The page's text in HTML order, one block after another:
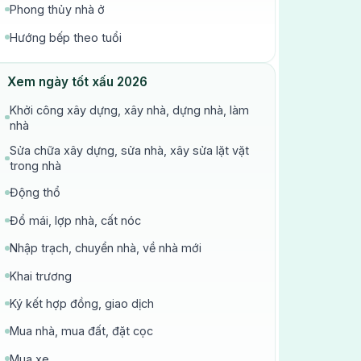
Phong thủy nhà ở
Hướng bếp theo tuổi
Xem ngày tốt xấu 2026
Khởi công xây dựng, xây nhà, dựng nhà, làm
nhà
Sửa chữa xây dựng, sửa nhà, xây sửa lặt vặt
trong nhà
Động thổ
Đổ mái, lợp nhà, cất nóc
Nhập trạch, chuyển nhà, về nhà mới
Khai trương
Ký kết hợp đồng, giao dịch
Mua nhà, mua đất, đặt cọc